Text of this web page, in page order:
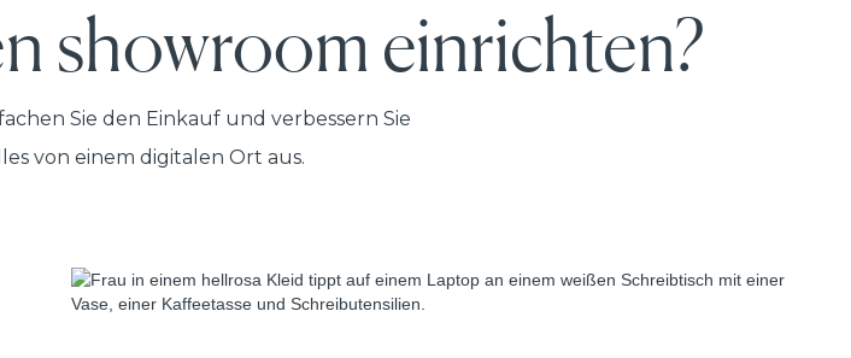
showroom einrichten?
Sie den Einkauf und verbessern Sie
von einem digitalen Ort aus.